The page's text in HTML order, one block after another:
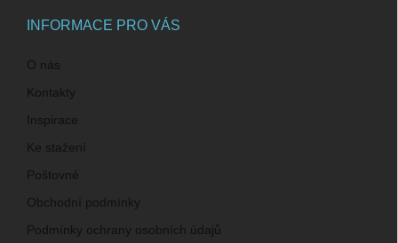
INFORMACE PRO VÁS
O nás
Kontakty
Inspirace
Ke stažení
Poštovné
Obchodní podmínky
Podmínky ochrany osobních údajů